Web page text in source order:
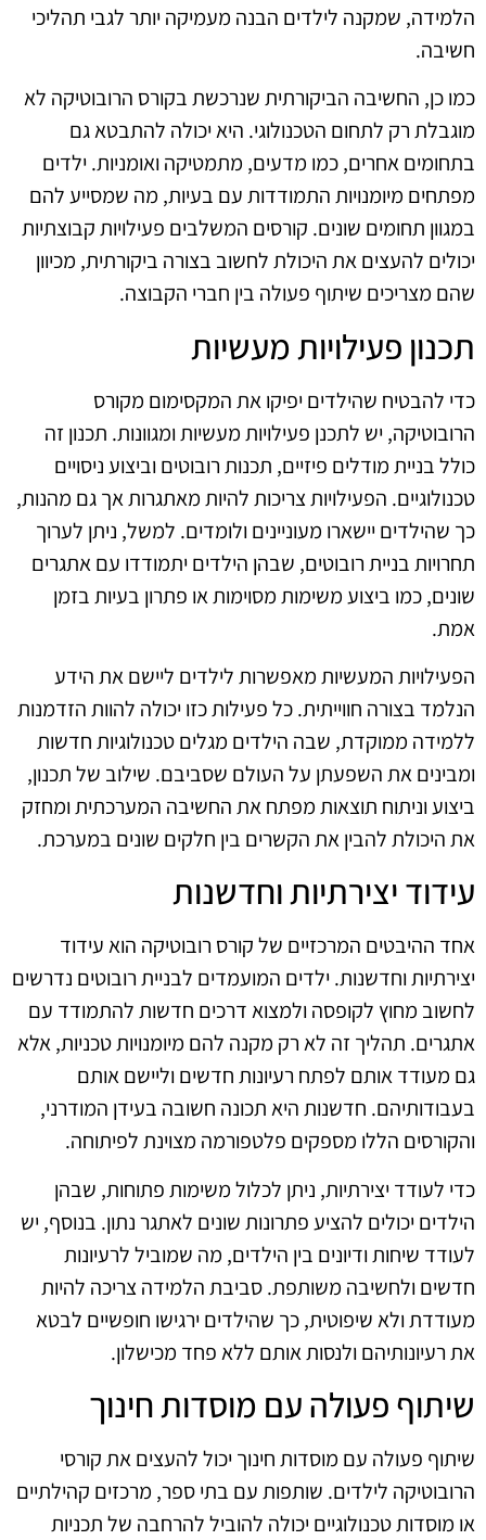
הלמידה, שמקנה לילדים הבנה מעמיקה יותר לגבי תהליכי
חשיבה.
כמו כן, החשיבה הביקורתית שנרכשת בקורס הרובוטיקה לא
מוגבלת רק לתחום הטכנולוגי. היא יכולה להתבטא גם
בתחומים אחרים, כמו מדעים, מתמטיקה ואומניות. ילדים
מפתחים מיומנויות התמודדות עם בעיות, מה שמסייע להם
במגוון תחומים שונים. קורסים המשלבים פעילויות קבוצתיות
יכולים להעצים את היכולת לחשוב בצורה ביקורתית, מכיוון
שהם מצריכים שיתוף פעולה בין חברי הקבוצה.
תכנון פעילויות מעשיות
כדי להבטיח שהילדים יפיקו את המקסימום מקורס
הרובוטיקה, יש לתכנן פעילויות מעשיות ומגוונות. תכנון זה
כולל בניית מודלים פיזיים, תכנות רובוטים וביצוע ניסויים
טכנולוגיים. הפעילויות צריכות להיות מאתגרות אך גם מהנות,
כך שהילדים יישארו מעוניינים ולומדים. למשל, ניתן לערוך
תחרויות בניית רובוטים, שבהן הילדים יתמודדו עם אתגרים
שונים, כמו ביצוע משימות מסוימות או פתרון בעיות בזמן
אמת.
הפעילויות המעשיות מאפשרות לילדים ליישם את הידע
הנלמד בצורה חווייתית. כל פעילות כזו יכולה להוות הזדמנות
ללמידה ממוקדת, שבה הילדים מגלים טכנולוגיות חדשות
ומבינים את השפעתן על העולם שסביבם. שילוב של תכנון,
ביצוע וניתוח תוצאות מפתח את החשיבה המערכתית ומחזק
את היכולת להבין את הקשרים בין חלקים שונים במערכת.
עידוד יצירתיות וחדשנות
אחד ההיבטים המרכזיים של קורס רובוטיקה הוא עידוד
יצירתיות וחדשנות. ילדים המועמדים לבניית רובוטים נדרשים
לחשוב מחוץ לקופסה ולמצוא דרכים חדשות להתמודד עם
אתגרים. תהליך זה לא רק מקנה להם מיומנויות טכניות, אלא
גם מעודד אותם לפתח רעיונות חדשים וליישם אותם
בעבודותיהם. חדשנות היא תכונה חשובה בעידן המודרני,
והקורסים הללו מספקים פלטפורמה מצוינת לפיתוחה.
כדי לעודד יצירתיות, ניתן לכלול משימות פתוחות, שבהן
הילדים יכולים להציע פתרונות שונים לאתגר נתון. בנוסף, יש
לעודד שיחות ודיונים בין הילדים, מה שמוביל לרעיונות
חדשים ולחשיבה משותפת. סביבת הלמידה צריכה להיות
מעודדת ולא שיפוטית, כך שהילדים ירגישו חופשיים לבטא
את רעיונותיהם ולנסות אותם ללא פחד מכישלון.
שיתוף פעולה עם מוסדות חינוך
שיתוף פעולה עם מוסדות חינוך יכול להעצים את קורסי
הרובוטיקה לילדים. שותפות עם בתי ספר, מרכזים קהילתיים
או מוסדות טכנולוגיים יכולה להוביל להרחבה של תכניות